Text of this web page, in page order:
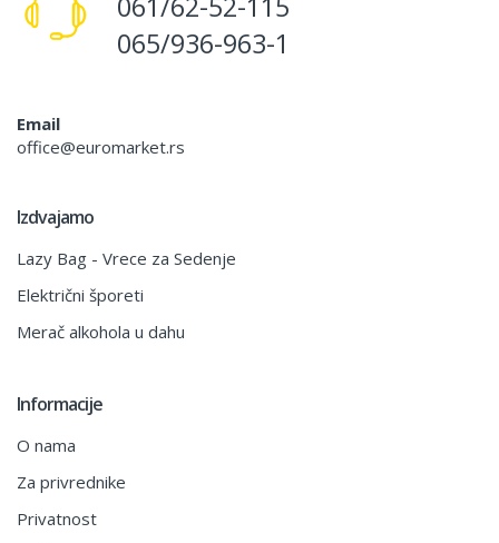
065/936-963-1
Email
office@euromarket.rs
Izdvajamo
Lazy Bag - Vrece za Sedenje
Električni šporeti
Merač alkohola u dahu
Informacije
O nama
Za privrednike
Privatnost